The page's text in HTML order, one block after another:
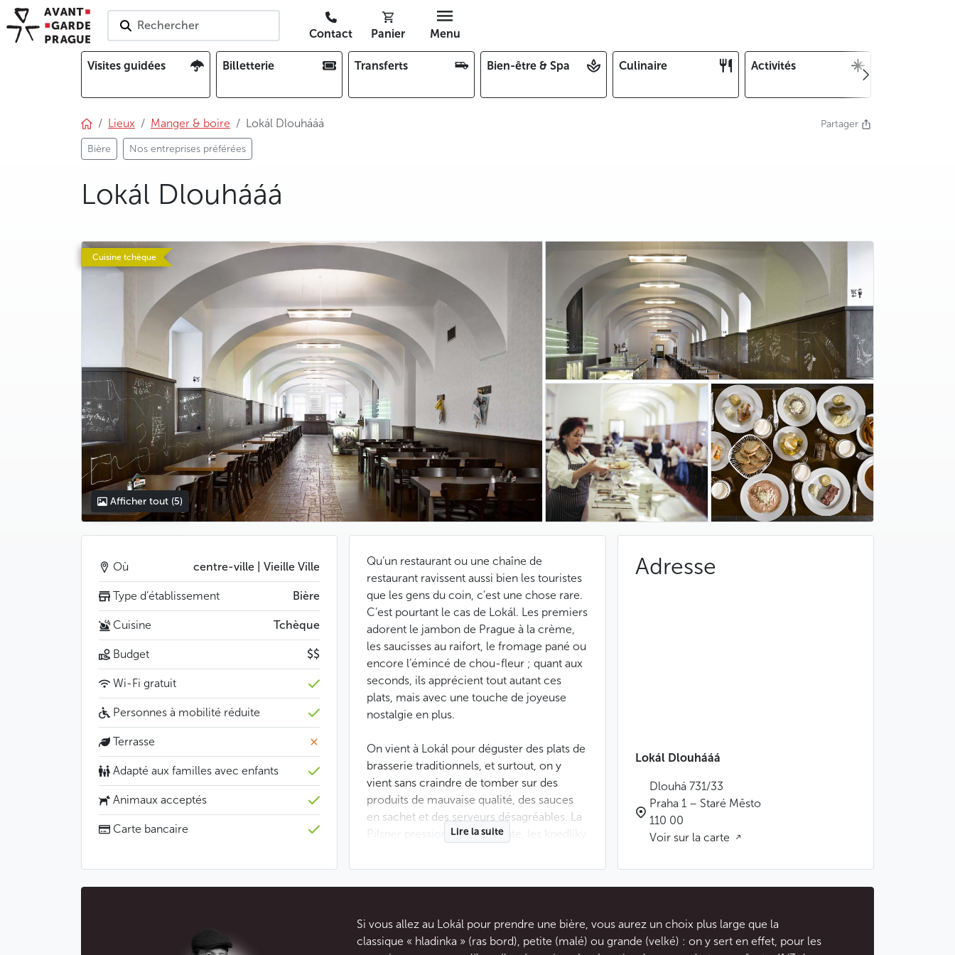
Rechercher
Contact Panier Menu
Visites guidées Billetterie Transferts Bien-être & Spa Culinaire Activités
Lieux Manger & boire Lokál Dlouhááá
Bière Nos entreprises préférées
Partager
Lokál Dlouhááá
Cuisine tchèque
photo 5
Afficher tout (5)
Qu’un restaurant ou une chaîne de
restaurant ravissent aussi bien les touristes
que les gens du coin, c’est une chose rare.
C’est pourtant le cas de Lokál. Les premiers
adorent le jambon de Prague à la crème,
les saucisses au raifort, le fromage pané ou
encore l’émincé de chou-fleur ; quant aux
seconds, ils apprécient tout autant ces
plats, mais avec une touche de joyeuse
nostalgie en plus.
On vient à Lokál pour déguster des plats de
brasserie traditionnels, et surtout, on y
vient sans craindre de tomber sur des
produits de mauvaise qualité, des sauces
en sachet et des serveurs désagréables. La
Pilsner pression est excellente, les knedlíky
à la hongroise fleure bon le paprika et la
sauce n’est pas épaissie à la farine.
Étant donné que le menu change
régulièrement, vous aurez peut-être la
Lire la suite
Où centre-ville | Vieille Ville
Type d’établissement Bière
Cuisine Tchèque
Budget $$
Wi-Fi gratuit
Personnes à mobilité réduite
Terrasse
Adapté aux familles avec enfants
Animaux acceptés
Carte bancaire
Adresse
Lokál Dlouhááá
Dlouhá 731/33
Praha 1 – Staré Město
110 00
Voir sur la carte
Si vous allez au Lokál pour prendre une bière, vous aurez un choix plus large que la
classique « hladinka » (ras bord), petite (malé) ou grande (velké) : on y sert en effet, pour les